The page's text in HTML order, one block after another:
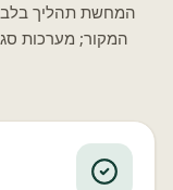
המחשת תהליך בלבד.
המקור; מערכות